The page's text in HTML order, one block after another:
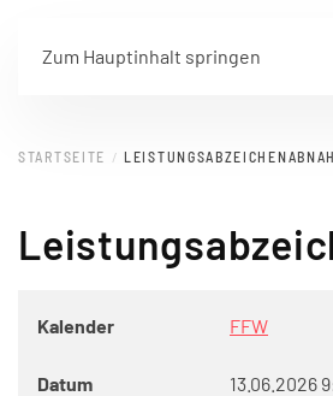
Zum Hauptinhalt springen
STARTSEITE
Kalender FFW
Datum 13.06.2026